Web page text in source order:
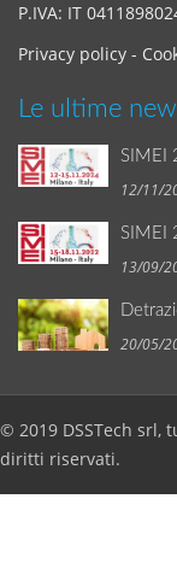
P.IVA: IT
Privacy policy -
Le ultime
SIMEI
12/11/
SIMEI
13/09/
20/05/
© 2019 DSSTech srl,
diritti riservati.